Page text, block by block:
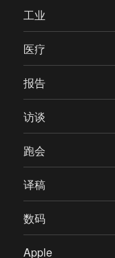
工业
医疗
报告
访谈
跑会
译稿
数码
Apple